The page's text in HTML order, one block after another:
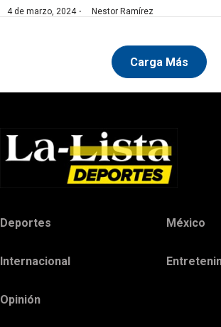
4 de marzo, 2024· Nestor Ramírez
Carga Más
Deportes México
Internacional
Opinión